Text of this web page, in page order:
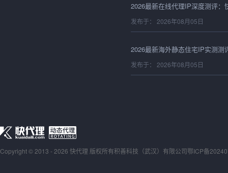
发布于： 2026年08月05日
发布于： 2026年08月05日
发布于： 2026年08月05日
Copyright © 2013 - 2026 快代理 版权所有积善科技（武汉）有限公司鄂ICP备